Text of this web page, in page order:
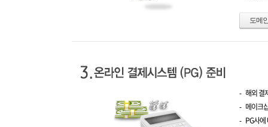
도메
- 해외 결
-
메이크
-
PG사에